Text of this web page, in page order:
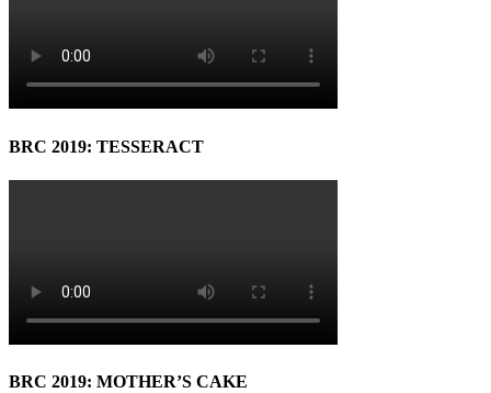
BRC 2019: TESSERACT
BRC 2019: MOTHER’S CAKE